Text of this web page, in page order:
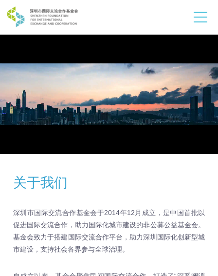
关于我们
深圳市国际交流合作基金会于2014年12月成立，是中国首批以
促进国际交流合作，助力国际化城市建设的非公募公益基金会。
基金会致力于搭建国际交流合作平台，助力深圳国际化创新型城
市建设，支持社会各界参与全球治理。